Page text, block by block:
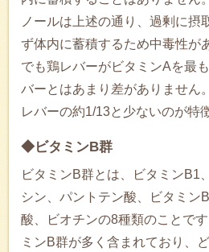
ノールは上述の通り、過剰に摂
ず体内に蓄積するため中毒性が
でも鶏レバーがビタミンAを最
バーとはあまり差がありません
レバーの約1/13と少ないのが特
◆ビタミンB群
ビタミンB群とは、ビタミンB1
シン、パントテン酸、ビタミン
酸、ビオチンの8種類のことで
ミンB群が多く含まれており、